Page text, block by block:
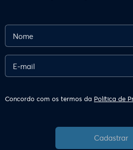
Concordo com os termos da Política de
Cadastrar